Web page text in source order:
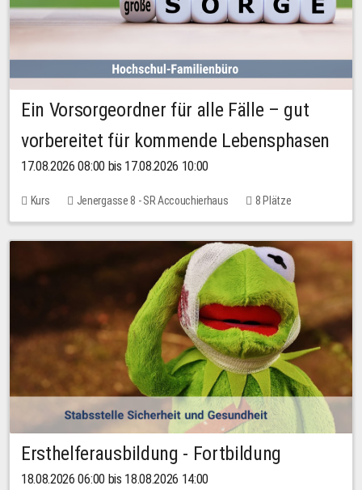
Ein Vorsorgeordner für alle Fälle – gut
vorbereitet für kommende Lebensphasen
17.08.2026 08:00 bis 17.08.2026 10:00
Kurs Jenergasse 8 - SR Accouchierhaus 8 Plätze
Ersthelferausbildung - Fortbildung
18.08.2026 06:00 bis 18.08.2026 14:00